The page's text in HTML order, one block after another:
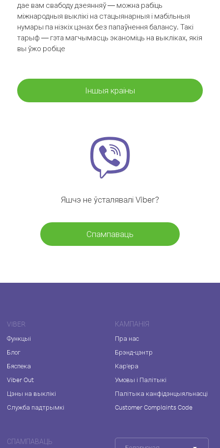
дае вам свабоду дзеянняў — можна рабіць
міжнародныя выклікі на стацыянарныя і мабільныя
нумары па нізкіх цэнах без папаўнення балансу. Такі
тарыф — гэта магчымасць эканоміць на выкліках, якія
вы ўжо робіце
Іншыя краіны
Яшчэ не ўсталявалі Viber?
Спампаваць
VIBER
Функцыі
Блог
Бяспека
Viber Out
Цэны на выклікі
Служба падтрымкі
КАМПАНІЯ
Пра нас
Брэнд-цэнтр
Кар'ера
Умовы і Палітыкі
Палітыка канфідэнцыяльнасці
Customer Complaints Code
СПАМПАВАЦЬ